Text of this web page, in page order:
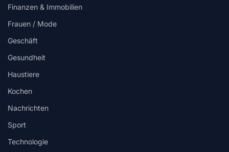
Finanzen & Immobilien
Frauen / Mode
Geschäft
Gesundheit
Haustiere
Kochen
Nachrichten
Sport
Technologie